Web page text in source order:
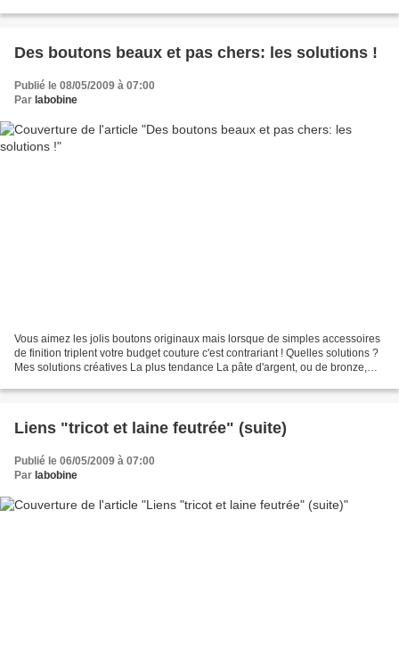
Des boutons beaux et pas chers: les solutions !
Publié le 08/05/2009 à 07:00
Par labobine
Vous aimez les jolis boutons originaux mais lorsque de simples accessoires
de finition triplent votre budget couture c'est contrariant ! Quelles solutions ?
Mes solutions créatives La plus tendance La pâte d'argent, ou de bronze,
Liens "tricot et laine feutrée" (suite)
Publié le 06/05/2009 à 07:00
Par labobine